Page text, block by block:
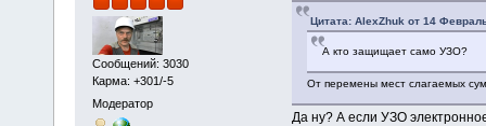
Сообщений: 3030
Карма: +301/-5
Модератор
Цитата: AlexZhuk от 14
А кто защищает само УЗО?
От перемены мест слагаемых
Да ну? А если УЗО